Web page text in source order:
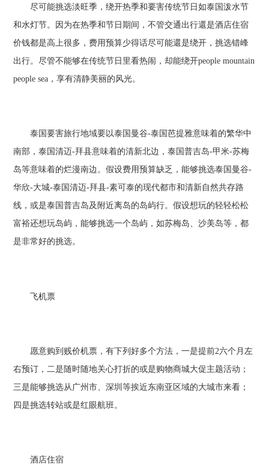
尽可能挑选淡旺季，绕开热季和要害传统节日如泰国泼水节
和水灯节。因为在热季和节日期间，不管交通出行還是酒店住宿
价钱都是高上很多，费用预算少得话尽可能還是绕开，挑选错峰
出行。尽管不能够在传统节日里看热闹，却能绕开people mountain
people sea，享有清静美丽的风光。
泰国要害旅行地域要以泰国曼谷-泰国芭提雅意味着的繁华中
南部，泰国清迈-拜县意味着的清新北边，泰国普吉岛-甲米-苏梅
岛等意味着的烂漫南边。假设费用预算缺乏，能够挑选泰国曼谷-
华欣-大城-泰国清迈-拜县-素可泰的现代都市和清新自然共存路
线，或是泰国普吉岛及附近离岛的岛屿行。假设想玩的轻轻松松
富裕还想玩岛屿，能够挑选一个岛屿，如苏梅岛、沙美岛等，都
是非常好的挑选。
飞机票
愿意购到贱价机票，有下列好多个方法，一是提前2六个月左
右预订，二是随时随地关心打折的或是购物商城大促主题活动；
三是能够挑选从广州市、深圳等挨近东南亚区域的大城市来看；
四是挑选转站或是红眼航班。
酒店住宿